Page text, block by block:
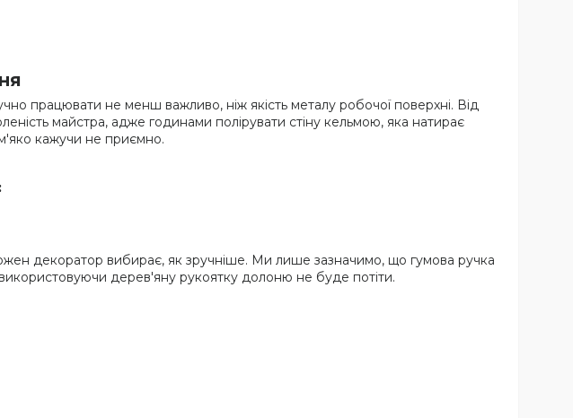
працювати не менш важливо, ніж якість металу робочої поверхні. Від
майстра, адже годинами полірувати стіну кельмою, яка натирає
кажучи не приємно.
декоратор вибирає, як зручніше. Ми лише зазначимо, що гумова ручка
дерев'яну рукоятку долоню не буде потіти.